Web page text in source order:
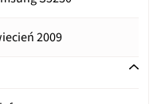
2009